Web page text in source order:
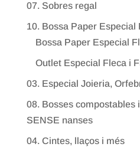
07. Sobres regal
10. Bossa Paper Especial
Bossa Paper Especial
Outlet Especial Fleca i
03. Especial Joieria,
08. Bosses compostables
SENSE nanses
04. Cintes, llaços i més